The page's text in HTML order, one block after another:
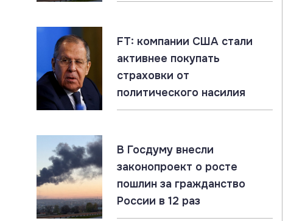
05.08.2026 #НАТО #Польша #Х-101
Российские ракеты у границ Польши.
Миллиардные заводы под угрозой
04.08.2026 #Граница #Польша #Роботы
Признание нехватки ресурсов
04.08.2026
#СВО #Сводка #Харьковская
область
Харьковская область: главное за 4 августа
FT: компании США стали
активнее покупать
страховки от
политического насилия
В Госдуму внесли
законопроект о росте
пошлин за гражданство
России в 12 раз